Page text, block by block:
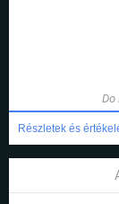
Do
Részletek és